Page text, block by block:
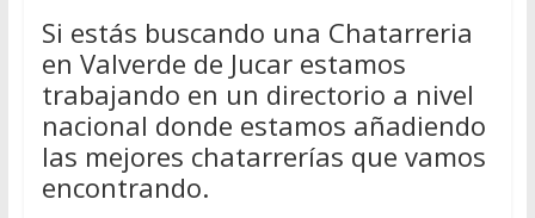
Si estás buscando una Chatarreria
en Valverde de Jucar estamos
trabajando en un directorio a nivel
nacional donde estamos añadiendo
las mejores chatarrerías que vamos
encontrando.